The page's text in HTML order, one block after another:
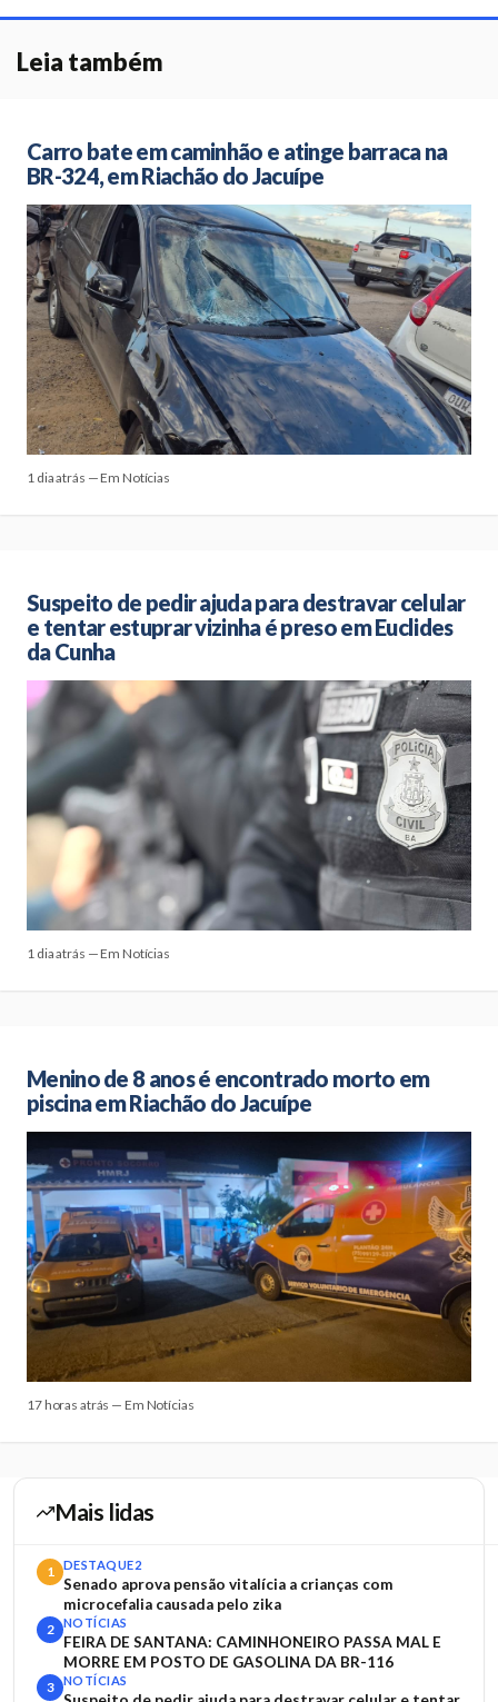
Leia também
Carro bate em caminhão e atinge barraca na
BR-324, em Riachão do Jacuípe
1 dia atrás — Em Notícias
Suspeito de pedir ajuda para destravar celular
e tentar estuprar vizinha é preso em Euclides
da Cunha
1 dia atrás — Em Notícias
Menino de 8 anos é encontrado morto em
piscina em Riachão do Jacuípe
17 horas atrás — Em Notícias
Mais lidas
1 DESTAQUE2
Senado aprova pensão vitalícia a crianças com
microcefalia causada pelo zika
2 NOTÍCIAS
FEIRA DE SANTANA: CAMINHONEIRO PASSA MAL E
MORRE EM POSTO DE GASOLINA DA BR-116
3 NOTÍCIAS